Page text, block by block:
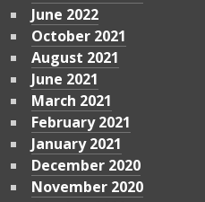
June 2022
October 2021
August 2021
June 2021
March 2021
February 2021
January 2021
December 2020
November 2020